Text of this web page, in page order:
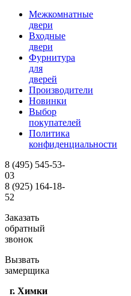
Межкомнатные
двери
Входные
двери
Фурнитура
для
дверей
Производители
Новинки
Выбор
покупателей
Политика
конфиденциальности
8 (495) 545-53-
03
8 (925) 164-18-
52
Заказать
обратный
звонок
Вызвать
замерщика
г. Химки